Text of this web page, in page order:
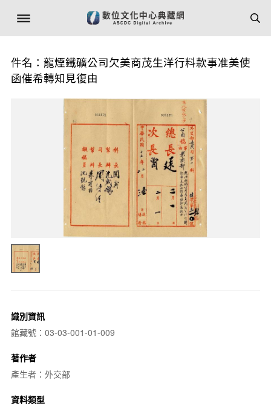
件名：龍煙鐵礦公司欠美商茂生洋行料款事准美使
函催希轉知見復由
識別資訊
館藏號：03-03-001-01-009
著作者
產生者：外交部
資料類型